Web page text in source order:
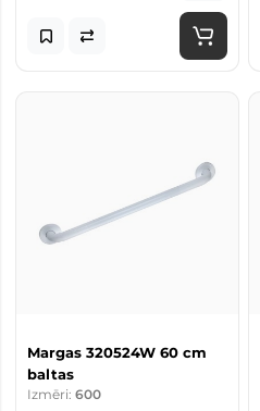
Margas 320524W 60 cm
baltas
Izmēri: 600